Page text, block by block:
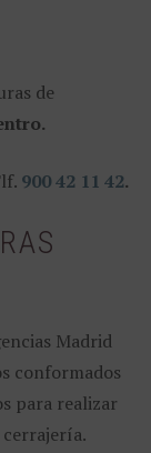
de
900 42 11 42.
Madrid
conformados
para realizar